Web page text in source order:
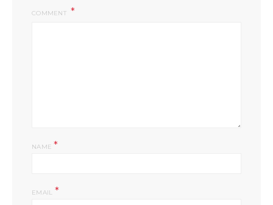
COMMENT
NAME*
EMAIL *